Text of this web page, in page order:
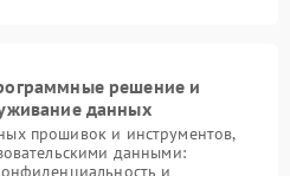
решение и
данных
прошивок и инструментов,
данными:
и